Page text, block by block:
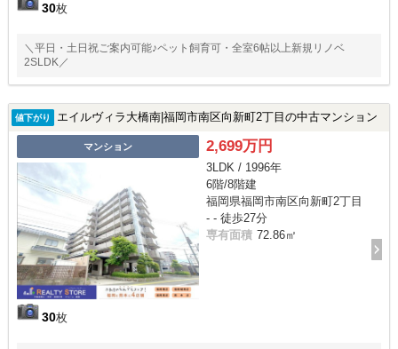
30枚
＼平日・土日祝ご案内可能♪ペット飼育可・全室6帖以上新規リノベ
2SLDK／
値下がり エイルヴィラ大橋南|福岡市南区向新町2丁目の中古マンション
マンション
30枚
2,699万円
3LDK / 1996年
6階/8階建
福岡県福岡市南区向新町2丁目
- - 徒歩27分
専有面積 72.86㎡